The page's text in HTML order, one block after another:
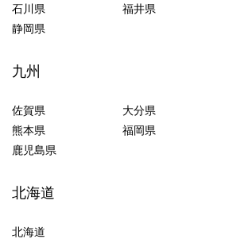
石川県
福井県
静岡県
九州
佐賀県 大分県
熊本県
福岡県
鹿児島県
北海道
北海道